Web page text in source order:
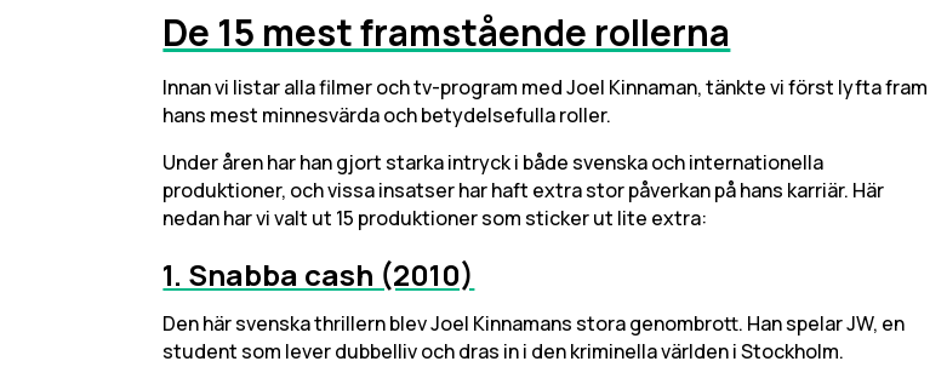
De 15 mest framstående rollerna
Innan vi listar alla filmer och tv-program med Joel Kinnaman, tänkte vi först lyfta fram
hans mest minnesvärda och betydelsefulla roller.
Under åren har han gjort starka intryck i både svenska och internationella
produktioner, och vissa insatser har haft extra stor påverkan på hans karriär. Här
nedan har vi valt ut 15 produktioner som sticker ut lite extra:
1. Snabba cash (2010)
Den här svenska thrillern blev Joel Kinnamans stora genombrott. Han spelar JW, en
student som lever dubbelliv och dras in i den kriminella världen i Stockholm.